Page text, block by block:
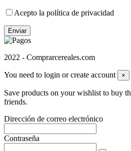
Acepto la política de privacidad
Enviar
2022 - Comprarcereales.com
You need to login or create account ×
Save products on your wishlist to buy
friends.
Dirección de correo electrónico
Contraseña